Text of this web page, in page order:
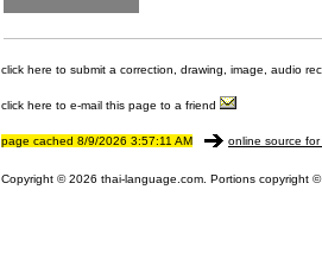
click here to submit a correction, drawing, image, audio
click here to e-mail this page to a friend
page cached 8/9/2026 3:57:11 AM online source
Copyright © 2026 thai-language.com. Portions copyright